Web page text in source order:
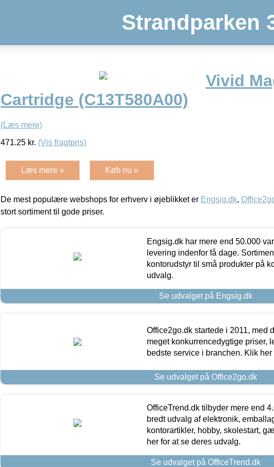
Strandparken
Vivid
Cartridge (C13T580A00)
(Læs mere)
471.25 kr. (Vis fragtpris)
Læs mere » Køb nu »
De mest populære webshops for erhverv i øjeblikket er Engsig.dk,
stort sortiment til gode priser.
Engsig.dk har mere end 50.000
levering indenfor få dage.
kontorudstyr til små produkter på
udvalg.
Se udvalget på Engsig.dk
Office2go.dk startede i 2011, med
meget konkurrencedygtige priser,
bedste service i branchen. Klik
Se udvalget på Office2go.dk
OfficeTrend.dk tilbyder mere end
bredt udvalg af elektronik,
kontorartikler, hobby, skolestart,
her for at se deres udvalg.
Se udvalget på OfficeTrend.dk